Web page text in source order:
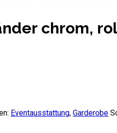
chrom,
Eventausstattung, Garderobe